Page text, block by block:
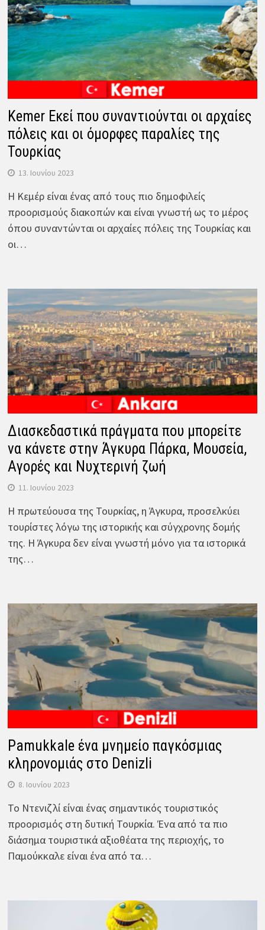
Kemer Εκεί που συναντιούνται οι αρχαίες
πόλεις και οι όμορφες παραλίες της
Τουρκίας
13. Ιουνίου 2023
Η Κεμέρ είναι ένας από τους πιο δημοφιλείς
προορισμούς διακοπών και είναι γνωστή ως το μέρος
όπου συναντώνται οι αρχαίες πόλεις της Τουρκίας και
οι…
Διασκεδαστικά πράγματα που μπορείτε
να κάνετε στην Άγκυρα Πάρκα, Μουσεία,
Αγορές και Νυχτερινή ζωή
11. Ιουνίου 2023
Η πρωτεύουσα της Τουρκίας, η Άγκυρα, προσελκύει
τουρίστες λόγω της ιστορικής και σύγχρονης δομής
της. Η Άγκυρα δεν είναι γνωστή μόνο για τα ιστορικά
της…
Pamukkale ένα μνημείο παγκόσμιας
κληρονομιάς στο Denizli
8. Ιουνίου 2023
Το Ντενιζλί είναι ένας σημαντικός τουριστικός
προορισμός στη δυτική Τουρκία. Ένα από τα πιο
διάσημα τουριστικά αξιοθέατα της περιοχής, το
Παμούκκαλε είναι ένα από τα…